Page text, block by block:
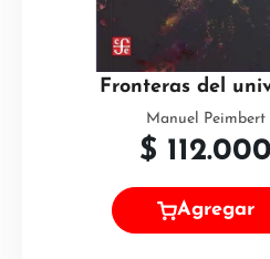
Fronteras del
Manuel Peimbert
$ 112.000
Agregar